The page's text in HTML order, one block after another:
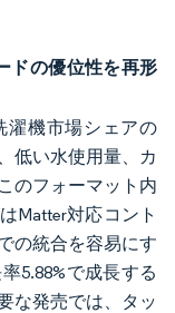
ドの優位性を再形
濯機市場シェアの
低い水使用量、カ
のフォーマット内
Matter対応コント
の統合を容易にす
5.88%で成長する
な発売では、タッ